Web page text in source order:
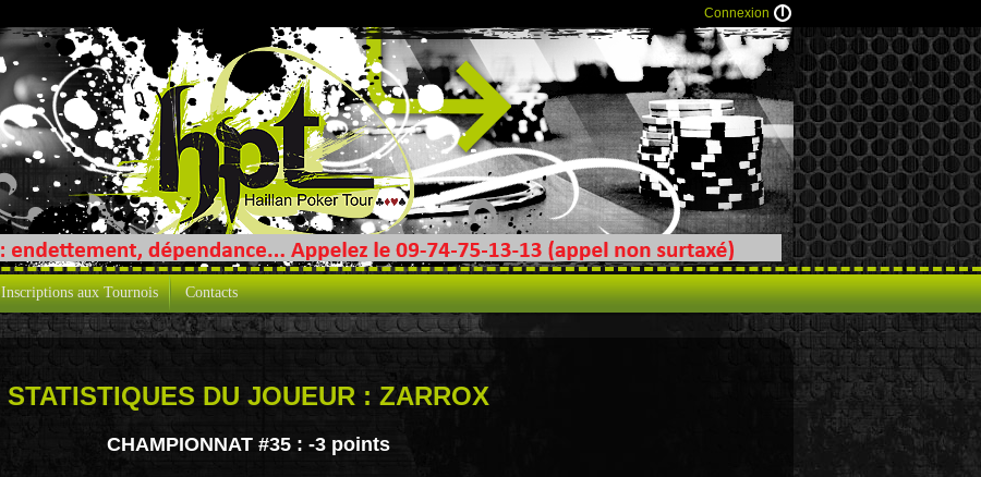
Connexion
Inscriptions aux Tournois Contacts
STATISTIQUES DU JOUEUR : ZARROX
CHAMPIONNAT #35 : -3 points